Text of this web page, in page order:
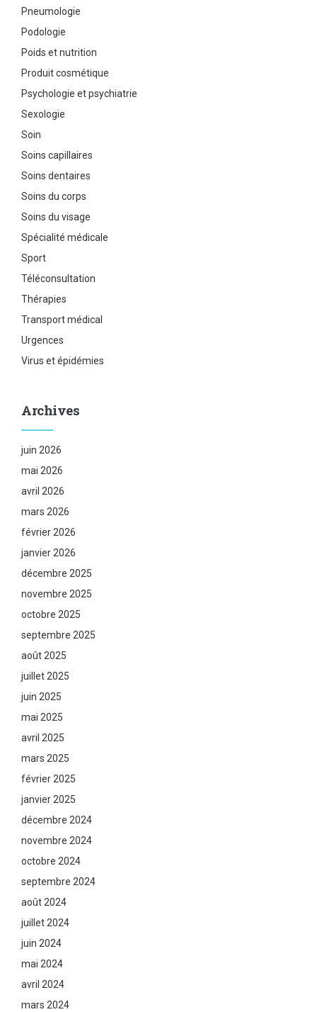
Pneumologie
Podologie
Poids et nutrition
Produit cosmétique
Psychologie et psychiatrie
Sexologie
Soin
Soins capillaires
Soins dentaires
Soins du corps
Soins du visage
Spécialité médicale
Sport
Téléconsultation
Thérapies
Transport médical
Urgences
Virus et épidémies
Archives
juin 2026
mai 2026
avril 2026
mars 2026
février 2026
janvier 2026
décembre 2025
novembre 2025
octobre 2025
septembre 2025
août 2025
juillet 2025
juin 2025
mai 2025
avril 2025
mars 2025
février 2025
janvier 2025
décembre 2024
novembre 2024
octobre 2024
septembre 2024
août 2024
juillet 2024
juin 2024
mai 2024
avril 2024
mars 2024